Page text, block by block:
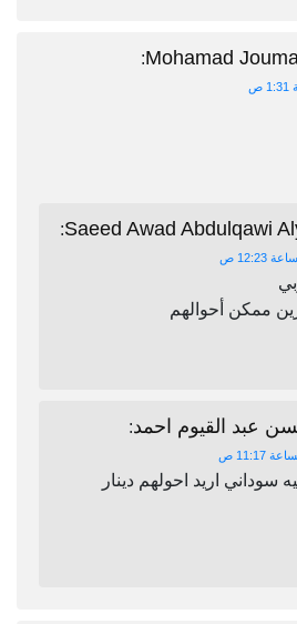
Mohamad
:
Saeed Awad Abdulqawi
:
ممكن أحوالهم
عبد القيوم احمد:
الف جنيه سوداني اريد احولهم دينار